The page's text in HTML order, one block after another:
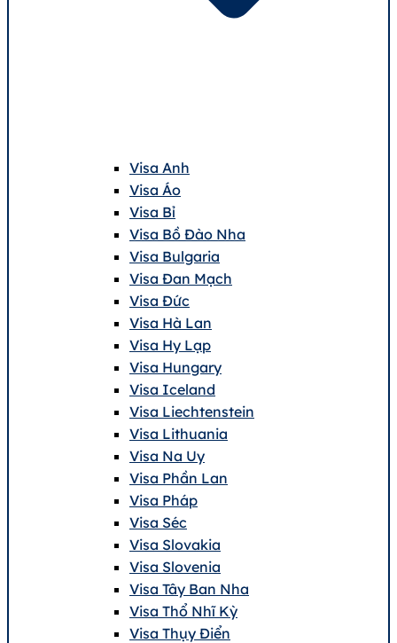
Visa Anh
Visa Áo
Visa Bỉ
Visa Bồ Đào Nha
Visa Bulgaria
Visa Đan Mạch
Visa Đức
Visa Hà Lan
Visa Hy Lạp
Visa Hungary
Visa Iceland
Visa Liechtenstein
Visa Lithuania
Visa Na Uy
Visa Phần Lan
Visa Pháp
Visa Séc
Visa Slovakia
Visa Slovenia
Visa Tây Ban Nha
Visa Thổ Nhĩ Kỳ
Visa Thụy Điển